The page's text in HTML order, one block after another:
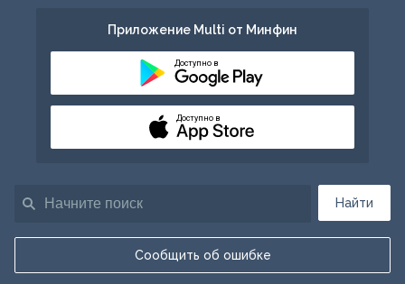
Найти
Сообщить об ошибке
Приложение Multi от Минфин
Доступно в
Доступно в